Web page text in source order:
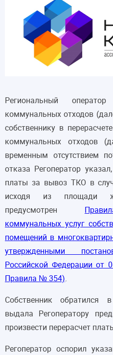
Региональный
коммунальных отходов
собственнику в
коммунальных отходов
временным отсутствием
отказа Регоператор
платы за вывоз ТКО в
исходя из площади
предусмотрен
коммунальных услуг
помещений в
утвержденными
Российской Федерации
Правила № 354).
Собственник обратился
выдала Регоператору
произвести перерасчет
Регоператор оспорил